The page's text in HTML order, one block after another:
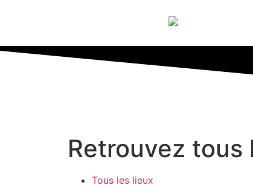
Retrouvez tous
Tous les lieux